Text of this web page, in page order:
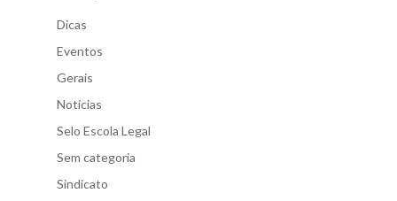
Dicas
Eventos
Gerais
Notícias
Selo Escola Legal
Sem categoria
Sindicato